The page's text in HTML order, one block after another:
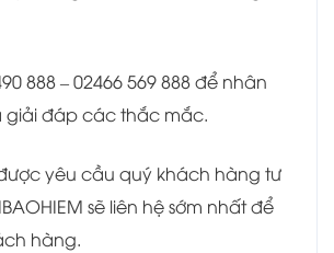
888 – 02466 569 888 để nhân
giải đáp các thắc mắc.
yêu cầu quý khách hàng tư
sẽ liên hệ sớm nhất để
hàng.